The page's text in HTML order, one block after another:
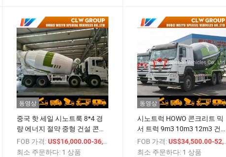
/ 상품
동영상
중국 핫 세일 시노트룩 8*4 경
량 에너지 절약 중형 건설 콘크
리트 시멘트 믹서 트럭 좋은 가
격으로
FOB 가격: US$16,000.00-36,000.00
/ 상품
최소 주문하다: 1 상품
동영상
시노트럭 HOWO 콘크리트 믹
서 트럭 9m3 10m3 12m3 건설
을 위한 콘크리트 운반 믹싱 트
럭
FOB 가격: US$34,500.00-52,600.00
최소 주문하다: 1 상품